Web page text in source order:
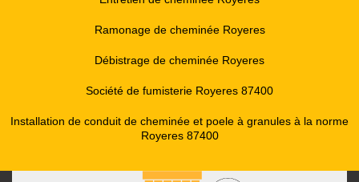
Ramonage de cheminée Royeres
Débistrage de cheminée Royeres
Société de fumisterie Royeres 87400
Installation de conduit de cheminée et poele à granules à la norme
Royeres 87400